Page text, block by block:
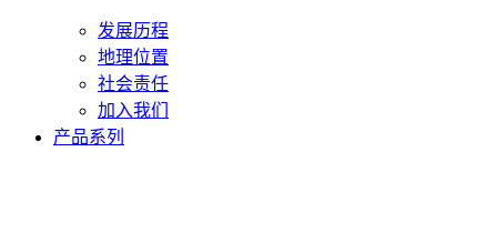
发展历程
地理位置
社会责任
加入我们
产品系列